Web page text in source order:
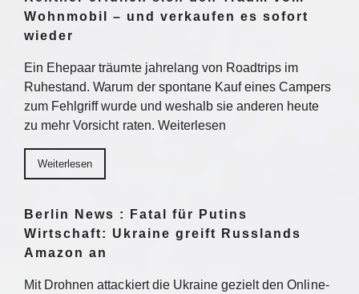
Wohnmobil – und verkaufen es sofort
wieder
Ein Ehepaar träumte jahrelang von Roadtrips im
Ruhestand. Warum der spontane Kauf eines Campers
zum Fehlgriff wurde und weshalb sie anderen heute
zu mehr Vorsicht raten. Weiterlesen
Weiterlesen
Berlin News : Fatal für Putins
Wirtschaft: Ukraine greift Russlands
Amazon an
Mit Drohnen attackiert die Ukraine gezielt den Online-